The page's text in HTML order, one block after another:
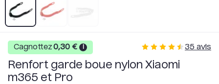
Cagnottez 0,30 € i 35 avis
Renfort garde boue nylon Xiaomi
m365 et Pro